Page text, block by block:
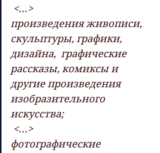
<...>
произведения живописи,
скульптуры, графики,
дизайна,  графические
рассказы, комиксы и
другие произведения
изобразительного
искусства;
<...>
фотографические